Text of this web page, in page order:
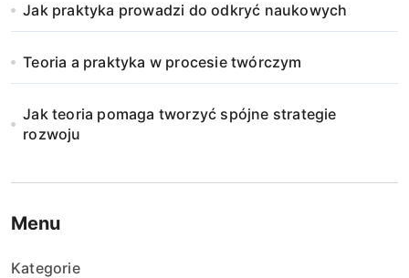
Jak praktyka prowadzi do odkryć naukowych
Teoria a praktyka w procesie twórczym
Jak teoria pomaga tworzyć spójne strategie
rozwoju
Menu
Kategorie